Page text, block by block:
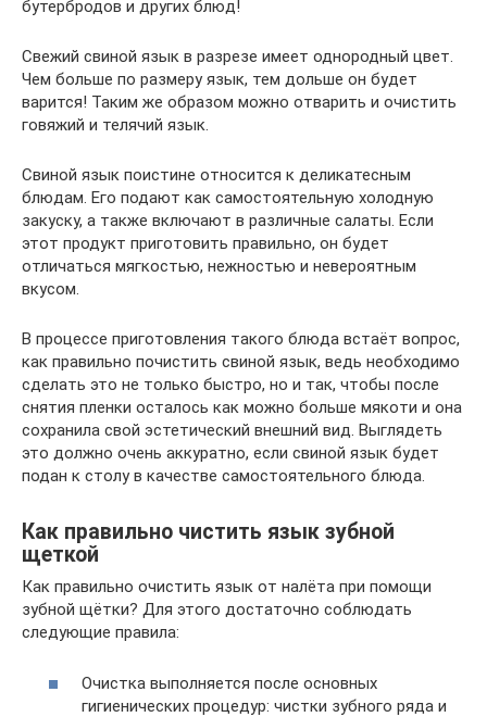
бутербродов и других блюд!
Свежий свиной язык в разрезе имеет однородный цвет.
Чем больше по размеру язык, тем дольше он будет
варится! Таким же образом можно отварить и очистить
говяжий и телячий язык.
Свиной язык поистине относится к деликатесным
блюдам. Его подают как самостоятельную холодную
закуску, а также включают в различные салаты. Если
этот продукт приготовить правильно, он будет
отличаться мягкостью, нежностью и невероятным
вкусом.
В процессе приготовления такого блюда встаёт вопрос,
как правильно почистить свиной язык, ведь необходимо
сделать это не только быстро, но и так, чтобы после
снятия пленки осталось как можно больше мякоти и она
сохранила свой эстетический внешний вид. Выглядеть
это должно очень аккуратно, если свиной язык будет
подан к столу в качестве самостоятельного блюда.
Как правильно чистить язык зубной
щеткой
Как правильно очистить язык от налёта при помощи
зубной щётки? Для этого достаточно соблюдать
следующие правила:
Очистка выполняется после основных
гигиенических процедур: чистки зубного ряда и